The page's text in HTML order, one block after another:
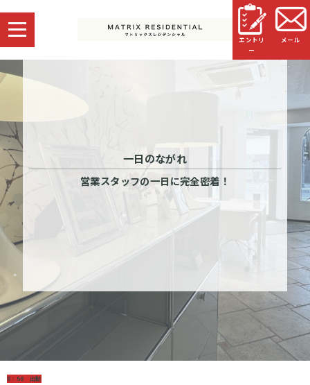
エントリ
ー
メール
一日のながれ
営業スタッフの一日に完全密着！
8：50 出勤